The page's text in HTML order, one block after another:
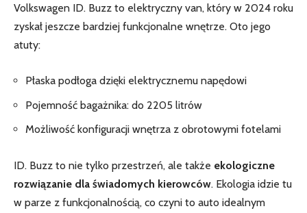
Volkswagen ID. Buzz to elektryczny van, który w 2024 roku
zyskał jeszcze bardziej funkcjonalne wnętrze. Oto jego
atuty:
Płaska podłoga dzięki elektrycznemu napędowi
Pojemność bagażnika: do 2205 litrów
Możliwość konfiguracji wnętrza z obrotowymi fotelami
ID. Buzz to nie tylko przestrzeń, ale także ekologiczne
rozwiązanie dla świadomych kierowców. Ekologia idzie tu
w parze z funkcjonalnością, co czyni to auto idealnym